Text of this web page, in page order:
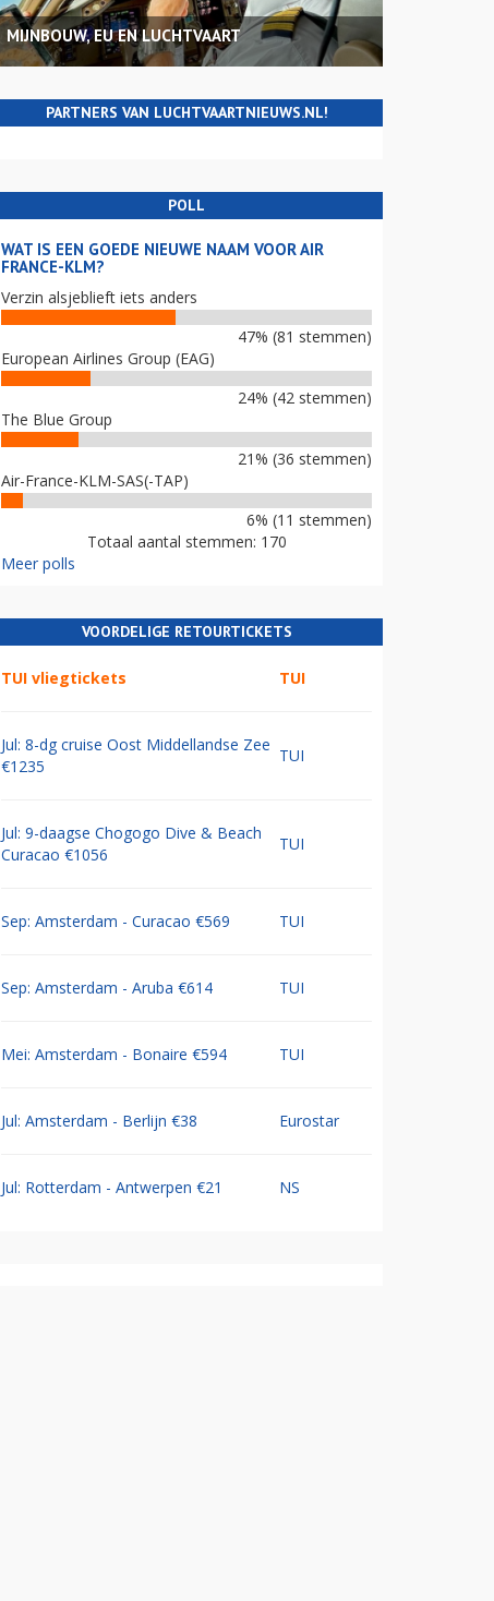
MIJNBOUW, EU EN LUCHTVAART
PARTNERS VAN LUCHTVAARTNIEUWS.NL!
POLL
WAT IS EEN GOEDE NIEUWE NAAM VOOR AIR
FRANCE-KLM?
Verzin alsjeblieft iets anders
47% (81 stemmen)
European Airlines Group (EAG)
24% (42 stemmen)
The Blue Group
21% (36 stemmen)
Air-France-KLM-SAS(-TAP)
6% (11 stemmen)
Totaal aantal stemmen: 170
Meer polls
VOORDELIGE RETOURTICKETS
TUI vliegtickets TUI
Jul: 8-dg cruise Oost Middellandse Zee
€1235
TUI
Jul: 9-daagse Chogogo Dive & Beach
Curacao €1056
TUI
Sep: Amsterdam - Curacao €569 TUI
Sep: Amsterdam - Aruba €614 TUI
Mei: Amsterdam - Bonaire €594 TUI
Jul: Amsterdam - Berlijn €38 Eurostar
Jul: Rotterdam - Antwerpen €21 NS